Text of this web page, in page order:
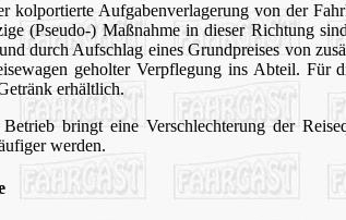
Aufgabenverlagerung von der
(Pseudo-) Maßnahme in dieser Richtung
durch Aufschlag eines Grundpreises von
geholter Verpflegung ins Abteil. Für
erhältlich.
Betrieb bringt eine Verschlechterung der
werden.